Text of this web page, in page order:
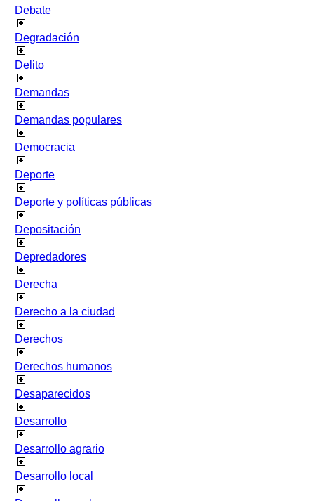
Debate
Degradación
Delito
Demandas
Demandas populares
Democracia
Deporte
Deporte y políticas públicas
Depositación
Depredadores
Derecha
Derecho a la ciudad
Derechos
Derechos humanos
Desaparecidos
Desarrollo
Desarrollo agrario
Desarrollo local